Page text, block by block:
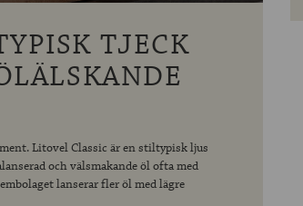
TJECK
Litovel Classic är en stiltypisk ljus
och välsmakande öl ofta med
lanserar fler öl med lägre